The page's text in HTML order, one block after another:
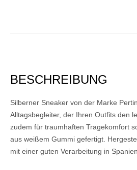
BESCHREIBUNG
Silberner Sneaker von der Marke
Alltagsbegleiter, der Ihren Outfits den
zudem für traumhaften Tragekomfort
aus weißem Gummi gefertigt.
mit einer guten Verarbeitung in